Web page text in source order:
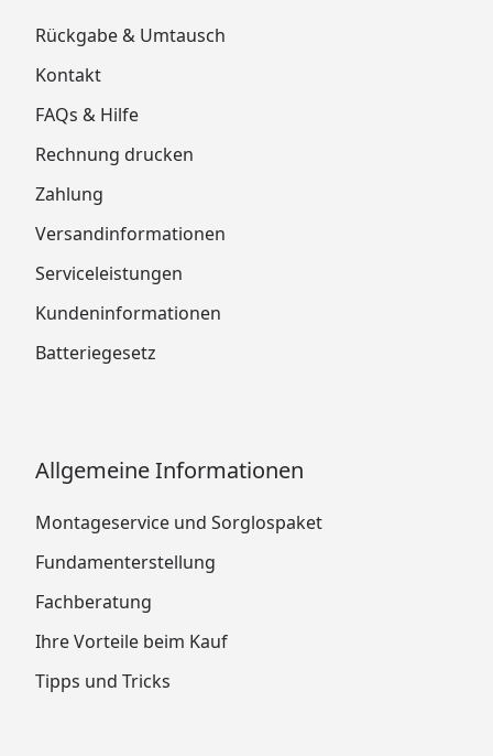
Rückgabe & Umtausch
Kontakt
FAQs & Hilfe
Rechnung drucken
Zahlung
Versandinformationen
Serviceleistungen
Kundeninformationen
Batteriegesetz
Allgemeine Informationen
Montageservice und Sorglospaket
Fundamenterstellung
Fachberatung
Ihre Vorteile beim Kauf
Tipps und Tricks